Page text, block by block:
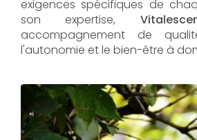
exigences spécifiques de
son expertise,
accompagnement de
l'autonomie et le bien-être à